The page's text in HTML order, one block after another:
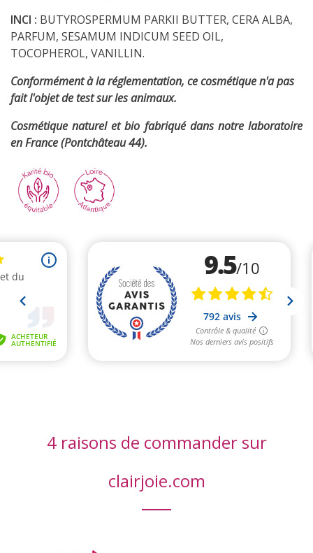
INCI : BUTYROSPERMUM PARKII BUTTER, CERA ALBA,
PARFUM, SESAMUM INDICUM SEED OIL,
TOCOPHEROL, VANILLIN.
Conformément à la réglementation, ce cosmétique n'a pas
fait l'objet de test sur les animaux.
Cosmétique naturel et bio fabriqué dans notre laboratoire
en France (Pontchâteau 44).
4 raisons de commander sur
clairjoie.com